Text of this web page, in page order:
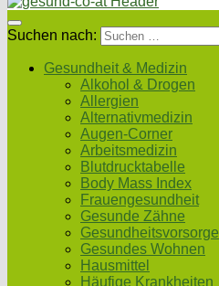
Suchen nach:
Gesundheit & Medizin
Alkohol & Drogen
Allergien
Alternativmedizin
Augen-Corner
Arbeitsmedizin
Blutdrucktabelle
Body Mass Index
Frauengesundheit
Gesunde Zähne
Gesundheitsvorsorge
Gesundes Wohnen
Hausmittel
Häufige Krankheiten